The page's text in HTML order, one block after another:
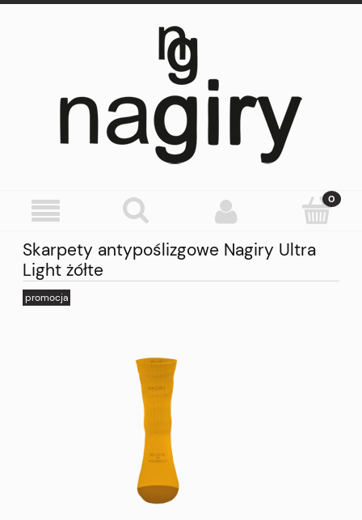
Skarpety antypoślizgowe Nagiry Ultra
Light żółte
promocja